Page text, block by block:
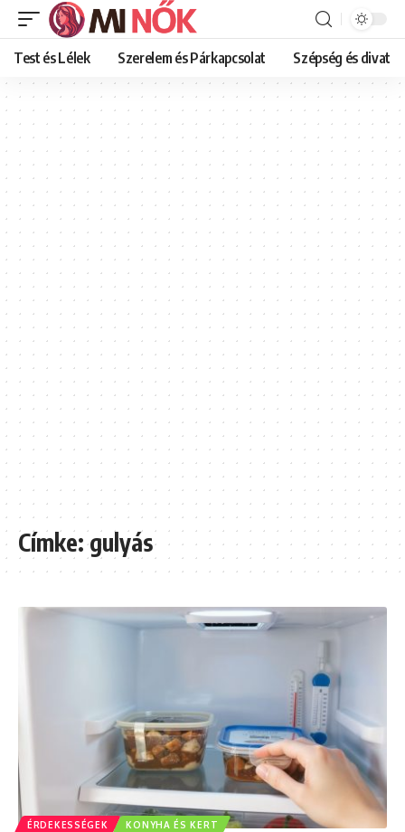
Test és Lélek Szerelem és Párkapcsolat Szépség és divat
Címke:gulyás
ÉRDEKESSÉGEK KONYHA ÉS KERT